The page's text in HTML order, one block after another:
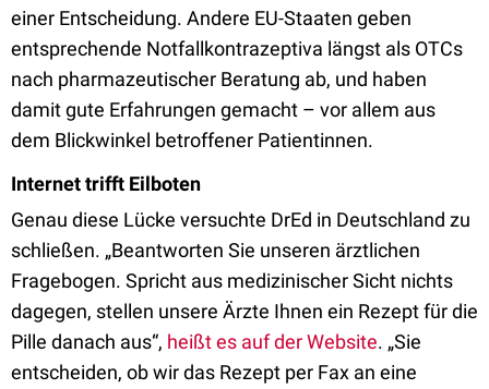
einer Entscheidung. Andere EU-Staaten geben
entsprechende Notfallkontrazeptiva längst als OTCs
nach pharmazeutischer Beratung ab, und haben
damit gute Erfahrungen gemacht – vor allem aus
dem Blickwinkel betroffener Patientinnen.
Internet trifft Eilboten
Genau diese Lücke versuchte DrEd in Deutschland zu
schließen. „Beantworten Sie unseren ärztlichen
Fragebogen. Spricht aus medizinischer Sicht nichts
dagegen, stellen unsere Ärzte Ihnen ein Rezept für die
Pille danach aus“, heißt es auf der Website. „Sie
entscheiden, ob wir das Rezept per Fax an eine